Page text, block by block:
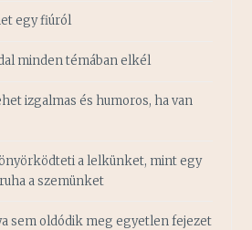
egy fiúról
minden témában elkél
izgalmas és humoros, ha van
a lelkünket, mint egy
a szemünket
sem oldódik meg egyetlen fejezet